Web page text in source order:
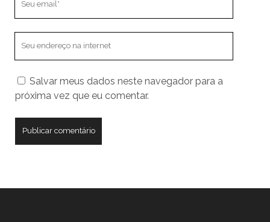
seu
site
Salvar meus dados neste navegador para a
próxima vez que eu comentar.